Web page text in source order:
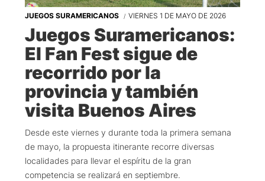
JUEGOS SURAMERICANOS VIERNES 1 DE MAYO DE 2026
Juegos Suramericanos:
El Fan Fest sigue de
recorrido por la
provincia y también
visita Buenos Aires
Desde este viernes y durante toda la primera semana
de mayo, la propuesta itinerante recorre diversas
localidades para llevar el espíritu de la gran
competencia se realizará en septiembre.